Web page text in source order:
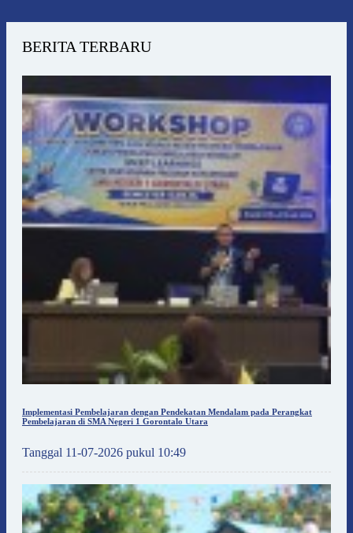
BERITA TERBARU
Implementasi Pembelajaran dengan Pendekatan Mendalam pada Perangkat
Pembelajaran di SMA Negeri 1 Gorontalo Utara
Tanggal 11-07-2026 pukul 10:49